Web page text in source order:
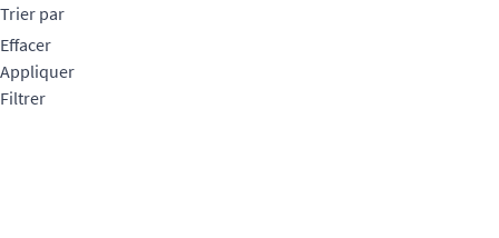
Trier par
Effacer
Appliquer
Filtrer